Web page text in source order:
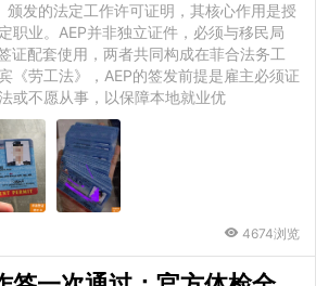
颁发的法定工作许可证明，其核心作用是授
职业。AEP并非独立证件，必须与移民局
证配套使用，两者共同构成在菲合法务工
《劳工法》，AEP的签发前提是雇主必须证
或不愿从事，以保障本地就业优
4674浏览